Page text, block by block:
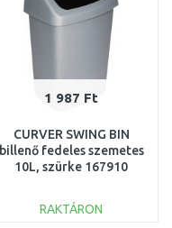
1 987 Ft
CURVER SWING BIN
billenő fedeles szemetes
10L, szürke 167910
RAKTÁRON